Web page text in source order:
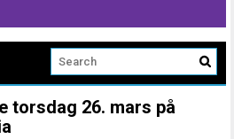
torsdag 26. mars på